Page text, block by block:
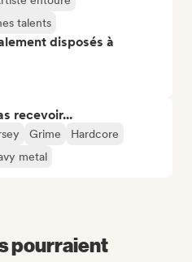
talents
disposés à
recevoir...
Grime
Hardcore
metal
pourraient